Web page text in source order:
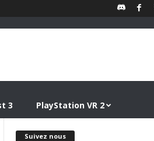
3 PlayStation VR 2
Suivez nous